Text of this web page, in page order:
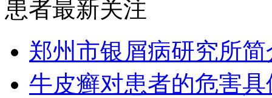
患者最新关注
郑州市银屑病研究所简
牛皮癣对患者的危害